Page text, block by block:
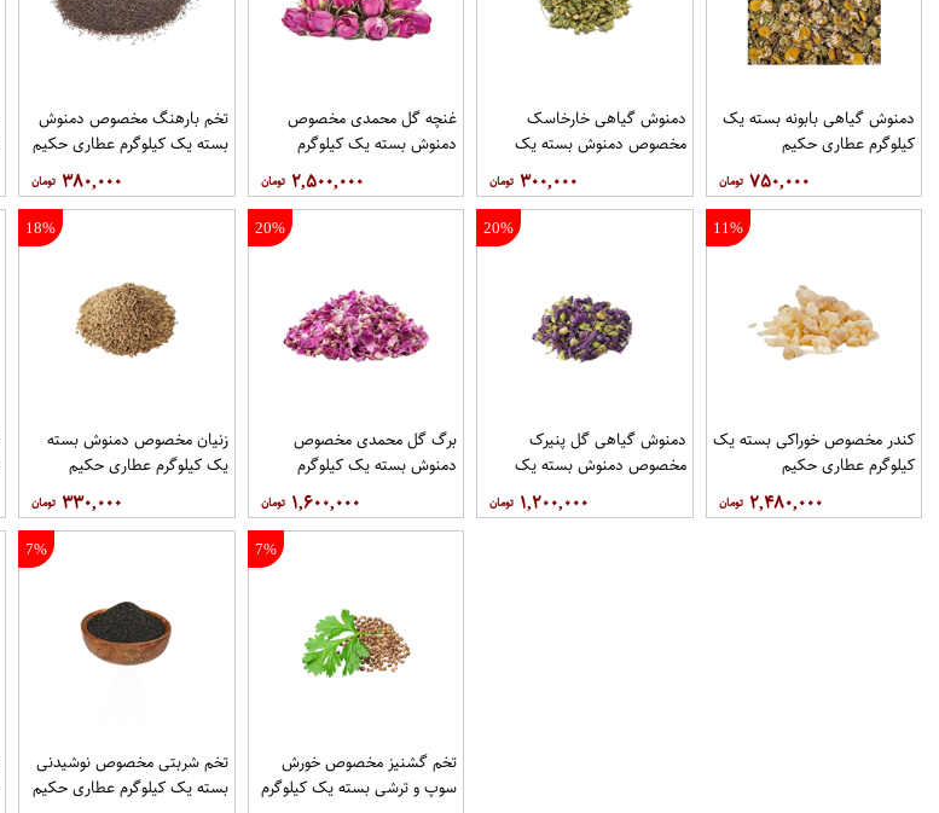
دمنوش گیاهی بابونه بسته یک
کیلوگرم عطاری حکیم
۷۵۰,۰۰۰
دمنوش گیاهی خارخاسک
مخصوص دمنوش بسته یک
۳۰۰,۰۰۰
غنچه گل محمدی مخصوص
دمنوش بسته یک کیلوگرم
۲,۵۰۰,۰۰۰
تخم بارهنگ مخصوص دمنوش
بسته یک کیلوگرم عطاری حکیم
۳۸۰,۰۰۰
11%
کندر مخصوص خوراکی بسته یک
کیلوگرم عطاری حکیم
۲,۴۸۰,۰۰۰
20%
دمنوش گیاهی گل پنیرک
مخصوص دمنوش بسته یک
۱,۲۰۰,۰۰۰
20%
برگ گل محمدی مخصوص
دمنوش بسته یک کیلوگرم
۱,۶۰۰,۰۰۰
18%
زنیان مخصوص دمنوش بسته
یک کیلوگرم عطاری حکیم
۳۳۰,۰۰۰
7%
تخم گشنیز مخصوص خورش
سوپ و ترشی بسته یک کیلوگرم
7%
تخم شربتی مخصوص نوشیدنی
بسته یک کیلوگرم عطاری حکیم